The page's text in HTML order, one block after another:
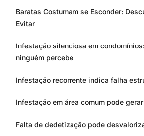
Baratas Costumam se Esconder:
Evitar
Infestação silenciosa em
ninguém percebe
Infestação recorrente indica falha
Infestação em área comum pode
Falta de dedetização pode